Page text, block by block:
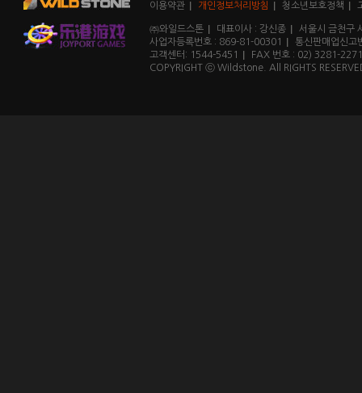
이용약관 개인정보처리방침 청소년보호정책
㈜와일드스톤 대표이사 : 강신종
서울시 금천구
사업자등록번호 : 869-81-00301
통신판매업신고
고객센터: 1544-5451
FAX 번호 : 02) 3281-2271
COPYRIGHT ⓒ Wildstone. All RIGHTS